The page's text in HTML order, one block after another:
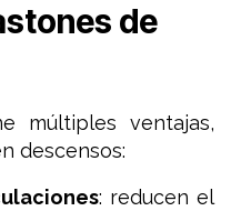
de
múltiples ventajas,
descensos:
: reducen el